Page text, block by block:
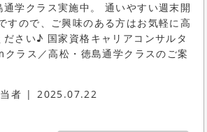
学クラス実施中。 通いやすい週末開
すので、ご興味のある方はお気軽に高
さい♪ 国家資格キャリアコンサルタ
ラス／高松・徳島通学クラスのご案
者
2025.07.22